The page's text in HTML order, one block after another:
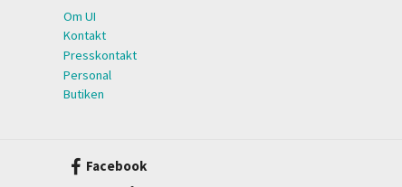
Om UI
Kontakt
Presskontakt
Personal
Butiken
Facebook